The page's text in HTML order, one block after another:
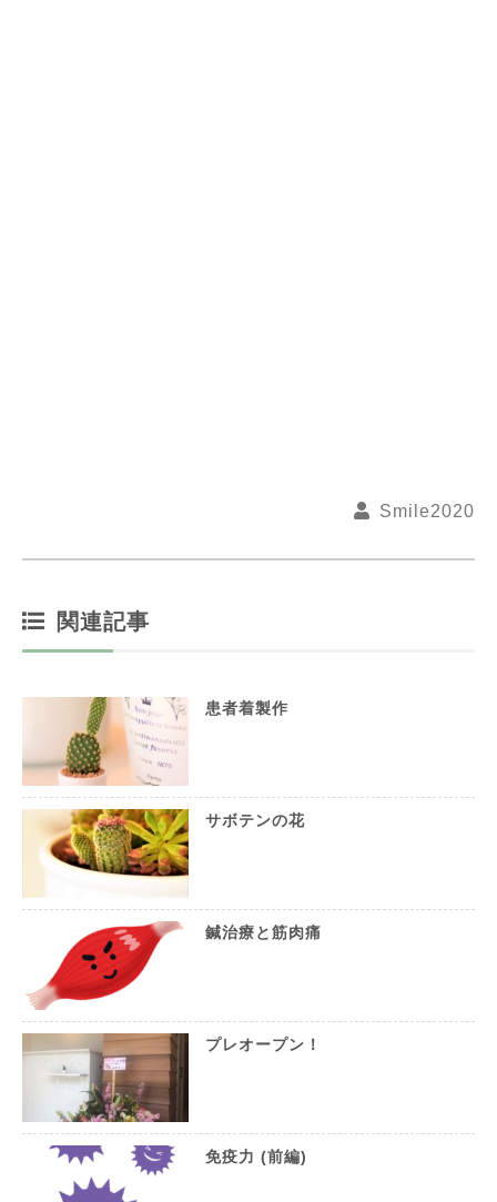
Smile2020
関連記事
患者着製作
サボテンの花
鍼治療と筋肉痛
プレオープン！
免疫力 (前編)